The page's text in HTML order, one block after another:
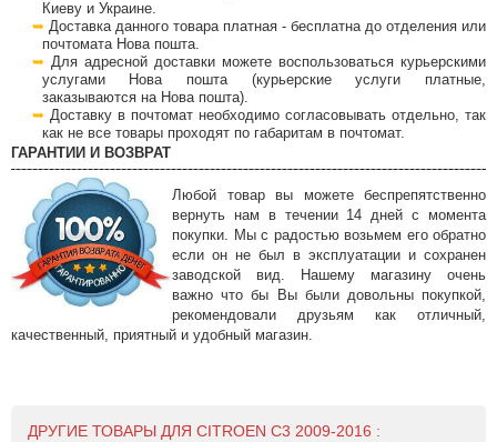
Киеву и Украине.
Доставка данного товара платная - бесплатна до отделения или
почтомата Нова пошта.
Для адресной доставки можете воспользоваться курьерскими
услугами Нова пошта (курьерские услуги платные,
заказываются на Нова пошта).
Доставку в почтомат необходимо согласовывать отдельно, так
как не все товары проходят по габаритам в почтомат.
ГАРАНТИИ И ВОЗВРАТ
Любой товар вы можете беспрепятственно
вернуть нам в течении 14 дней с момента
покупки. Мы с радостью возьмем его обратно
если он не был в эксплуатации и сохранен
заводской вид. Нашему магазину очень
важно что бы Вы были довольны покупкой,
рекомендовали друзьям как отличный,
качественный, приятный и удобный магазин.
ДРУГИЕ ТОВАРЫ ДЛЯ CITROEN C3 2009-2016 :